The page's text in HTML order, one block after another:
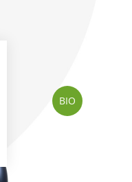
BIO